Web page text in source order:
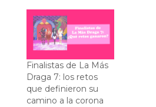
Finalistas de La Más
Draga 7: los retos
que definieron su
camino a la corona